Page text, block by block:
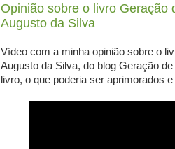
Opinião sobre o livro Geração
Augusto da Silva
Vídeo com a minha opinião sobre o
Augusto da Silva, do blog Geração
livro, o que poderia ser aprimorados